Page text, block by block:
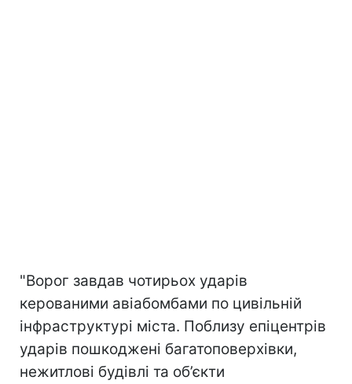
"Ворог завдав чотирьох ударів
керованими авіабомбами по цивільній
інфраструктурі міста. Поблизу епіцентрів
ударів пошкоджені багатоповерхівки,
нежитлові будівлі та об’єкти